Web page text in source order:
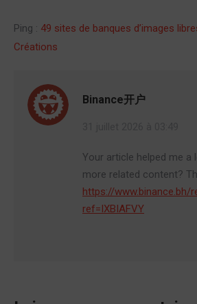
Ping : 49 sites de banques d’images
Créations
Binance开户
Your article helped me a
more related content?
https://www.binance.bh/
ref=IXBIAFVY